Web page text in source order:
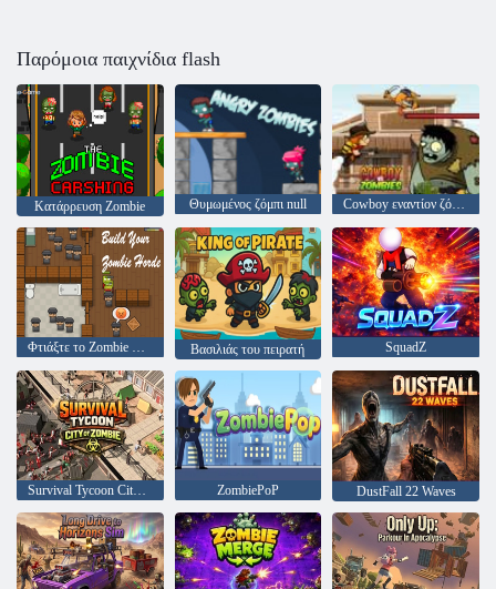
Παρόμοια παιχνίδια flash
Κατάρρευση Zombie Θυμωμένος ζόμπι null Cowboy εναντίον ζόμπι
Φτιάξτε το Zombie Horde σας Βασιλιάς του πειρατή SquadZ
Survival Tycoon City of Zombie ZombiePoP DustFall 22 Waves